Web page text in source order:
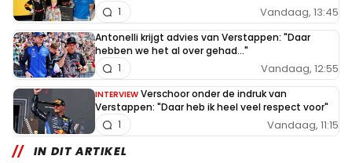
Vandaag, 13:45
1
Antonelli krijgt advies van Verstappen: "Daar
hebben we het al over gehad..."
Vandaag, 12:55
1
INTERVIEW Verschoor onder de indruk van
Verstappen: "Daar heb ik heel veel respect voor"
Vandaag, 11:15
1
IN DIT ARTIKEL